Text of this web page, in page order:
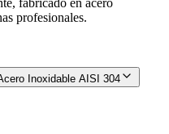
profesionales.
Inoxidable AISI 304